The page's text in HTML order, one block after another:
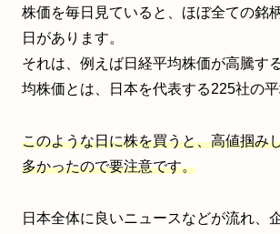
株価を毎日見ていると、ほぼ全ての銘
日があります。
それは、例えば日経平均株価が高騰す
均株価とは、日本を代表する225社の平
このような日に株を買うと、高値掴み
多かったので要注意です。
日本全体に良いニュースなどが流れ、